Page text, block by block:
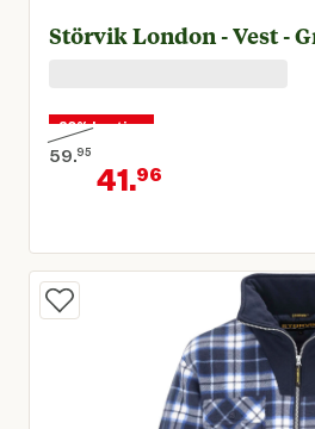
Störvik London - Vest -
30% korting
59.95
Oorspronkelijke prijs € 59,95
41.96
Huidige